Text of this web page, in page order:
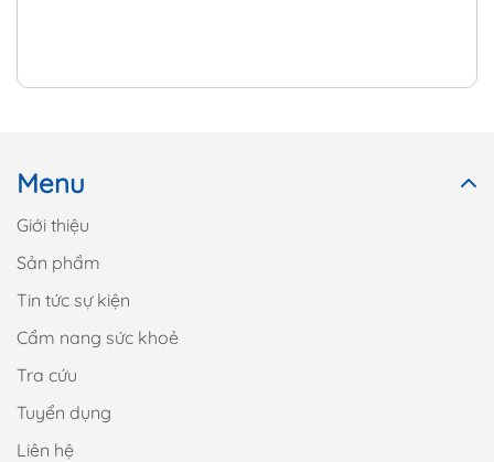
Menu
Giới thiệu
Sản phẩm
Tin tức sự kiện
Cẩm nang sức khoẻ
Tra cứu
Tuyển dụng
Liên hệ